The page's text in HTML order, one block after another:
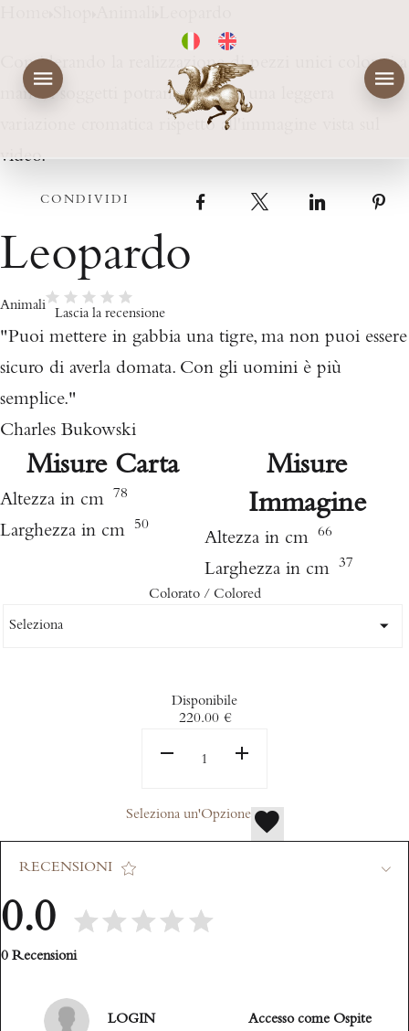
Considerando la realizzazione di pezzi unici colorati a
mano, i soggetti potranno subire una leggera
variazione cromatica rispetto all'immagine vista sul
video.
CONDIVIDI Facebook LinkedIn
Leopardo
Animali
Lascia la recensione
"Puoi mettere in gabbia una tigre, ma non puoi essere
sicuro di averla domata. Con gli uomini è più
semplice."
Charles Bukowski
Misure Carta
Altezza in cm 78
Larghezza in cm 50
Misure
Immagine
Altezza in cm 66
Larghezza in cm 37
Colorato / Colored
Disponibile
€
220.00
Seleziona un'Opzione
RECENSIONI
0.0
0 Recensioni
LOGIN Accesso come Ospite